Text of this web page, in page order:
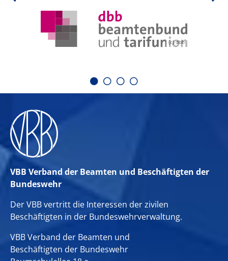
(c) dbb
VBB Verband der Beamten und Beschäftigten der
Bundeswehr
Der VBB vertritt die Interessen der zivilen
Beschäftigten in der Bundeswehrverwaltung.
VBB Verband der Beamten und
Beschäftigten der Bundeswehr